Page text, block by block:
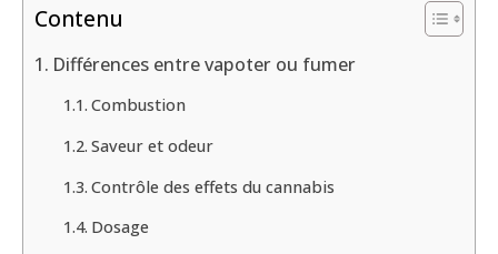
Contenu
Différences entre vapoter ou fumer
Combustion
Saveur et odeur
Contrôle des effets du cannabis
Dosage